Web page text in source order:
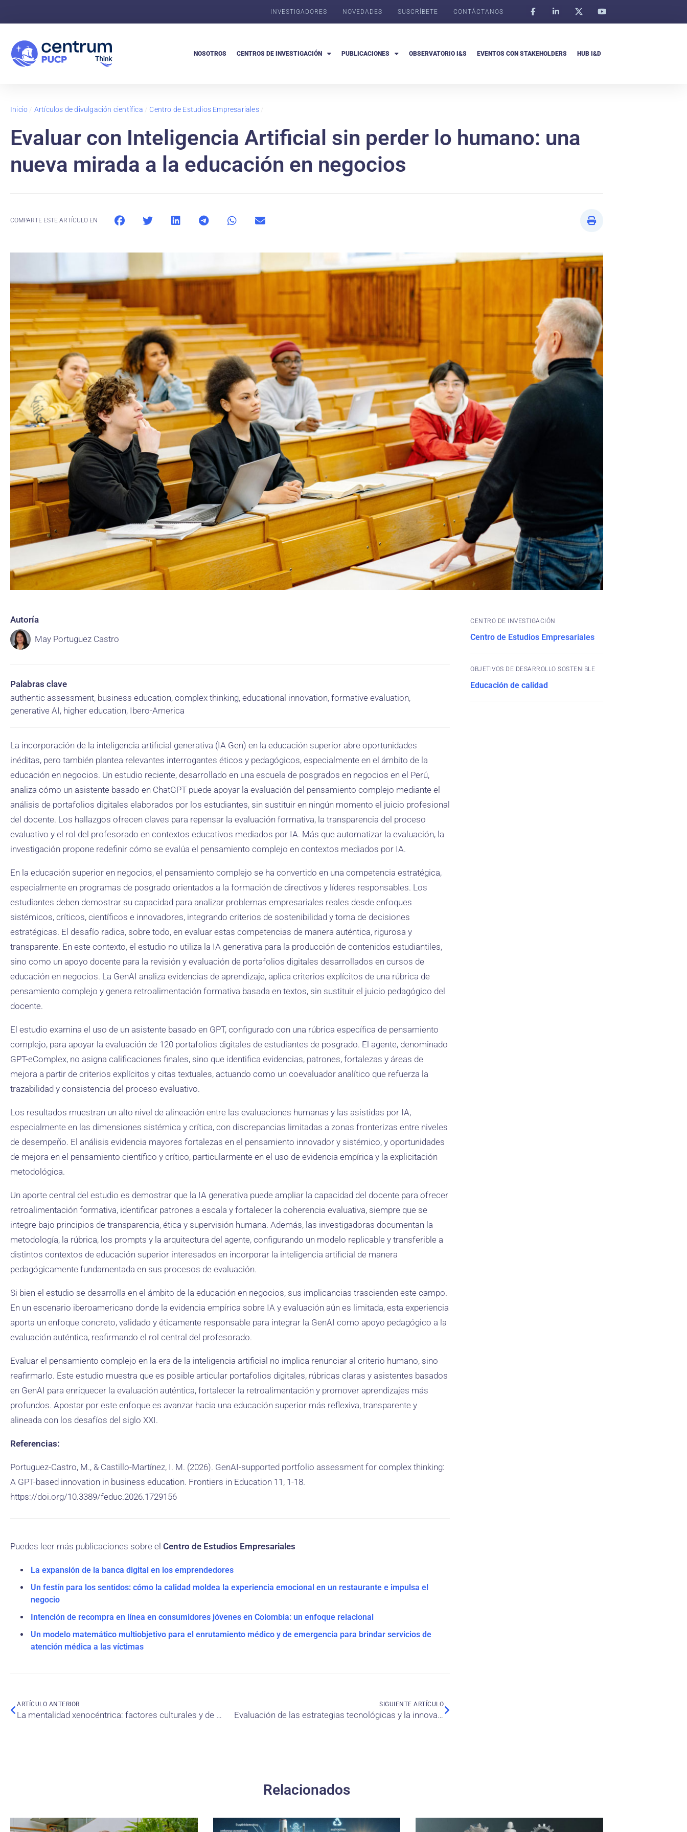
INVESTIGADORES NOVEDADES SUSCRÍBETE CONTÁCTANOS
NOSOTROS CENTROS DE INVESTIGACIÓN PUBLICACIONES OBSERVATORIO I&S EVENTOS CON STAKEHOLDERS HUB I&D
Inicio / Artículos de divulgación científica / Centro de Estudios Empresariales/
Evaluar con Inteligencia Artificial sin perder lo humano: una
nueva mirada a la educación en negocios
COMPARTE ESTE ARTÍCULO EN
Autoría
May Portuguez Castro
Palabras clave
authentic assessment, business education, complex thinking, educational innovation, formative evaluation,
generative AI, higher education, Ibero-America
La incorporación de la inteligencia artificial generativa (IA Gen) en la educación superior abre oportunidades
inéditas, pero también plantea relevantes interrogantes éticos y pedagógicos, especialmente en el ámbito de la
educación en negocios. Un estudio reciente, desarrollado en una escuela de posgrados en negocios en el Perú,
analiza cómo un asistente basado en ChatGPT puede apoyar la evaluación del pensamiento complejo mediante el
análisis de portafolios digitales elaborados por los estudiantes, sin sustituir en ningún momento el juicio profesional
del docente. Los hallazgos ofrecen claves para repensar la evaluación formativa, la transparencia del proceso
evaluativo y el rol del profesorado en contextos educativos mediados por IA. Más que automatizar la evaluación, la
investigación propone redefinir cómo se evalúa el pensamiento complejo en contextos mediados por IA.
En la educación superior en negocios, el pensamiento complejo se ha convertido en una competencia estratégica,
especialmente en programas de posgrado orientados a la formación de directivos y líderes responsables. Los
estudiantes deben demostrar su capacidad para analizar problemas empresariales reales desde enfoques
sistémicos, críticos, científicos e innovadores, integrando criterios de sostenibilidad y toma de decisiones
estratégicas. El desafío radica, sobre todo, en evaluar estas competencias de manera auténtica, rigurosa y
transparente. En este contexto, el estudio no utiliza la IA generativa para la producción de contenidos estudiantiles,
sino como un apoyo docente para la revisión y evaluación de portafolios digitales desarrollados en cursos de
educación en negocios. La GenAI analiza evidencias de aprendizaje, aplica criterios explícitos de una rúbrica de
pensamiento complejo y genera retroalimentación formativa basada en textos, sin sustituir el juicio pedagógico del
docente.
El estudio examina el uso de un asistente basado en GPT, configurado con una rúbrica específica de pensamiento
complejo, para apoyar la evaluación de 120 portafolios digitales de estudiantes de posgrado. El agente, denominado
GPT-eComplex, no asigna calificaciones finales, sino que identifica evidencias, patrones, fortalezas y áreas de
mejora a partir de criterios explícitos y citas textuales, actuando como un coevaluador analítico que refuerza la
trazabilidad y consistencia del proceso evaluativo.
Los resultados muestran un alto nivel de alineación entre las evaluaciones humanas y las asistidas por IA,
especialmente en las dimensiones sistémica y crítica, con discrepancias limitadas a zonas fronterizas entre niveles
de desempeño. El análisis evidencia mayores fortalezas en el pensamiento innovador y sistémico, y oportunidades
de mejora en el pensamiento científico y crítico, particularmente en el uso de evidencia empírica y la explicitación
metodológica.
Un aporte central del estudio es demostrar que la IA generativa puede ampliar la capacidad del docente para ofrecer
retroalimentación formativa, identificar patrones a escala y fortalecer la coherencia evaluativa, siempre que se
integre bajo principios de transparencia, ética y supervisión humana. Además, las investigadoras documentan la
metodología, la rúbrica, los prompts y la arquitectura del agente, configurando un modelo replicable y transferible a
distintos contextos de educación superior interesados en incorporar la inteligencia artificial de manera
pedagógicamente fundamentada en sus procesos de evaluación.
Si bien el estudio se desarrolla en el ámbito de la educación en negocios, sus implicancias trascienden este campo.
En un escenario iberoamericano donde la evidencia empírica sobre IA y evaluación aún es limitada, esta experiencia
aporta un enfoque concreto, validado y éticamente responsable para integrar la GenAI como apoyo pedagógico a la
evaluación auténtica, reafirmando el rol central del profesorado.
Evaluar el pensamiento complejo en la era de la inteligencia artificial no implica renunciar al criterio humano, sino
reafirmarlo. Este estudio muestra que es posible articular portafolios digitales, rúbricas claras y asistentes basados
en GenAI para enriquecer la evaluación auténtica, fortalecer la retroalimentación y promover aprendizajes más
profundos. Apostar por este enfoque es avanzar hacia una educación superior más reflexiva, transparente y
alineada con los desafíos del siglo XXI.
Referencias:
Portuguez-Castro, M., & Castillo-Martínez, I. M. (2026). GenAI-supported portfolio assessment for complex thinking:
A GPT-based innovation in business education. Frontiers in Education 11, 1-18.
https://doi.org/10.3389/feduc.2026.1729156
Puedes leer más publicaciones sobre el Centro de Estudios Empresariales
La expansión de la banca digital en los emprendedores
Un festín para los sentidos: cómo la calidad moldea la experiencia emocional en un restaurante e impulsa el
negocio
Intención de recompra en línea en consumidores jóvenes en Colombia: un enfoque relacional
Un modelo matemático multiobjetivo para el enrutamiento médico y de emergencia para brindar servicios de
atención médica a las víctimas
CENTRO DE INVESTIGACIÓN
Centro de Estudios Empresariales
OBJETIVOS DE DESARROLLO SOSTENIBLE
Educación de calidad
ARTÍCULO ANTERIOR
La mentalidad xenocéntrica: factores culturales y de personalidad que impulsan las preferencias del consumidor
SIGUIENTE ARTÍCULO
Evaluación de las estrategias tecnológicas y la innovación en el rendimiento de las empresas manufactureras sudamericanas: El rol de las mujeres directivas
Relacionados